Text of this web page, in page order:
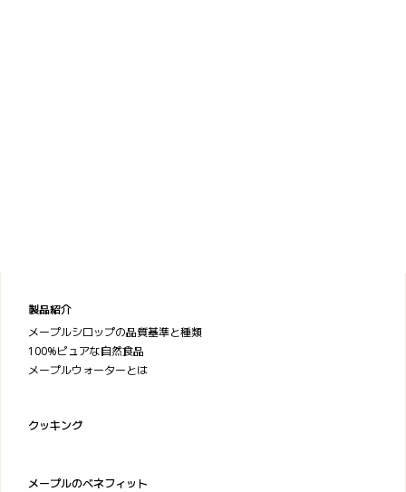
製品紹介
メープルシロップの品質基準と種類
100%ピュアな自然食品
メープルウォーターとは
クッキング
メープルのベネフィット